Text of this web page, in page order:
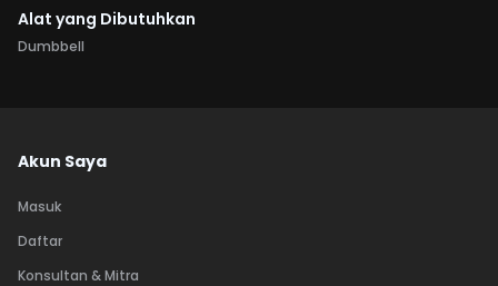
Alat yang Dibutuhkan
Dumbbell
Akun Saya
Masuk
Daftar
Konsultan & Mitra